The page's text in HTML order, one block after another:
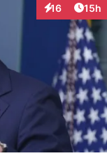
16
Interaktionen
15h